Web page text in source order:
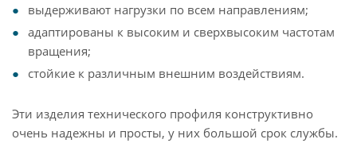
выдерживают нагрузки по всем направлениям;
адаптированы к высоким и сверхвысоким частотам
вращения;
стойкие к различным внешним воздействиям.
Эти изделия технического профиля конструктивно
очень надежны и просты, у них большой срок службы.